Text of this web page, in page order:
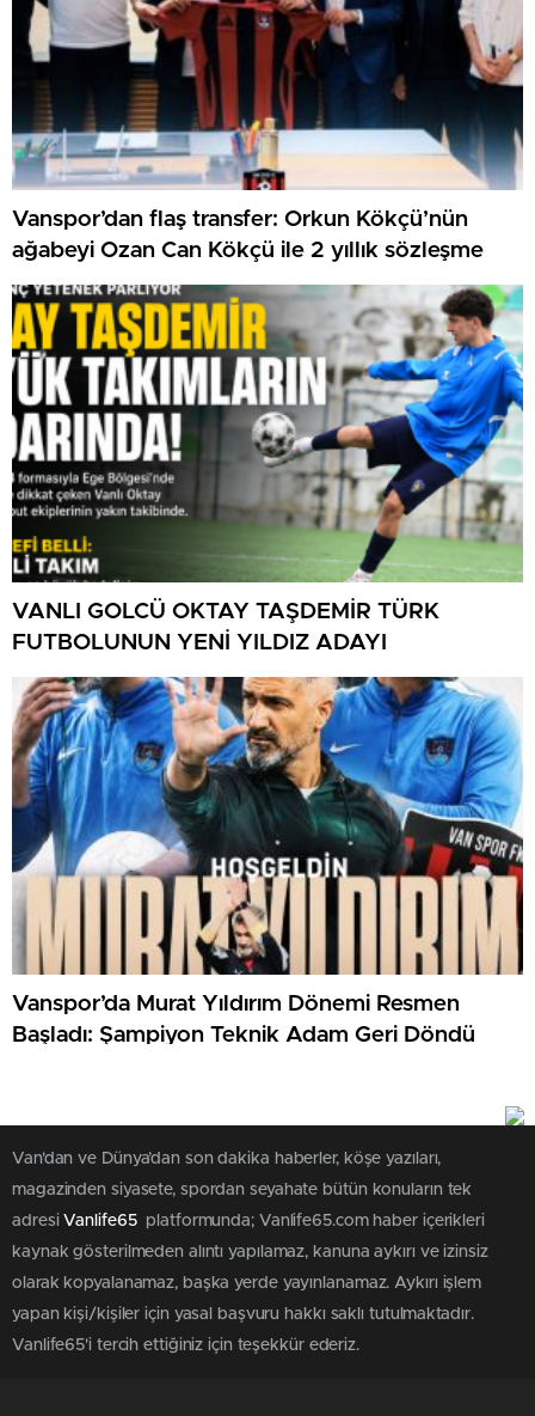
Vanspor’dan flaş transfer: Orkun Kökçü’nün
ağabeyi Ozan Can Kökçü ile 2 yıllık sözleşme
VANLI GOLCÜ OKTAY TAŞDEMİR TÜRK
FUTBOLUNUN YENİ YILDIZ ADAYI
Vanspor’da Murat Yıldırım Dönemi Resmen
Başladı: Şampiyon Teknik Adam Geri Döndü
Van'dan ve Dünya’dan son dakika haberler, köşe yazıları,
magazinden siyasete, spordan seyahate bütün konuların tek
adresiVanlife65 platformunda; Vanlife65.com haber içerikleri
kaynak gösterilmeden alıntı yapılamaz, kanuna aykırı ve izinsiz
olarak kopyalanamaz, başka yerde yayınlanamaz. Aykırı işlem
yapan kişi/kişiler için yasal başvuru hakkı saklı tutulmaktadır.
Vanlife65'i tercih ettiğiniz için teşekkür ederiz.